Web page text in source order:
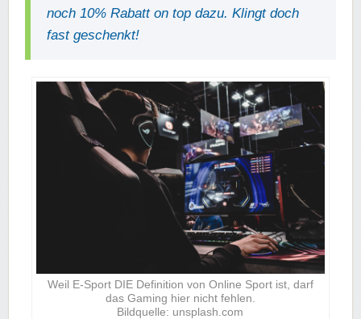
noch 10% Rabatt on top dazu. Klingt doch
fast geschenkt!
Weil E-Sport DIE Definition von Online Sport ist, darf
das Gaming hier nicht fehlen.
Bildquelle: unsplash.com